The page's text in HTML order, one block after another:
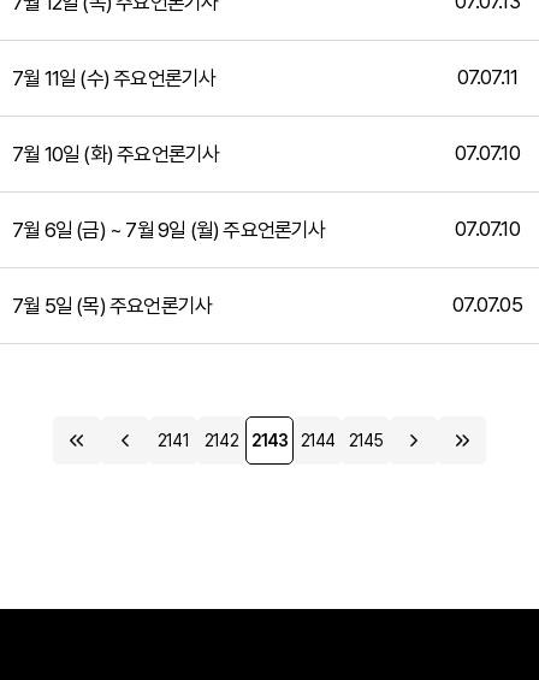
7월 11일 (수) 주요언론기사 07.07.11
7월 10일 (화) 주요언론기사 07.07.10
7월 6일 (금) ~ 7월 9일 (월) 주요언론기사 07.07.10
7월 5일 (목) 주요언론기사 07.07.05
2141 2142 2143 2144 2145